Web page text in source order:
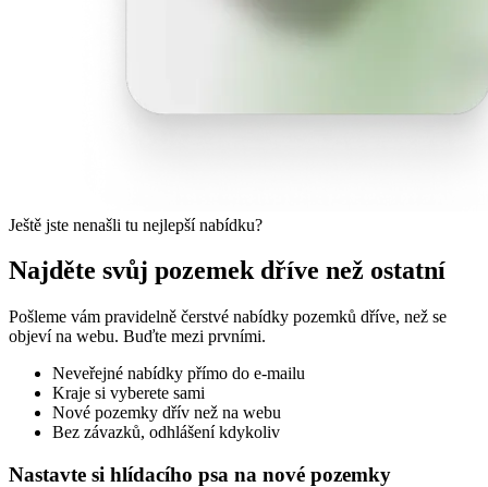
Ještě jste nenašli tu nejlepší nabídku?
Najděte svůj pozemek dříve než ostatní
Pošleme vám pravidelně čerstvé nabídky pozemků dříve, než se
objeví na webu. Buďte mezi prvními.
Neveřejné nabídky přímo do e-mailu
Kraje si vyberete sami
Nové pozemky dřív než na webu
Bez závazků, odhlášení kdykoliv
Nastavte si hlídacího psa na nové pozemky